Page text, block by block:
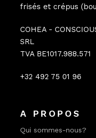
frisés et crépus
COHEA -
SRL
TVA BE1017.988.571
+32 492 75 01 96
A PROPOS
Qui sommes-nous?